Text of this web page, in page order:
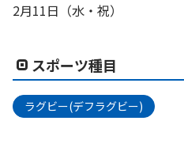
2月11日（水・祝）
スポーツ種目
ラグビー(デフラグビー)